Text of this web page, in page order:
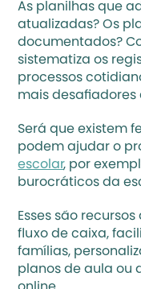
As planilhas que
atualizadas? Os
documentados?
sistematiza os
processos
mais desafiadores
Será que existem
podem ajudar o
escolar, por
burocráticos da
Esses são
fluxo de caixa,
famílias,
planos de aula ou